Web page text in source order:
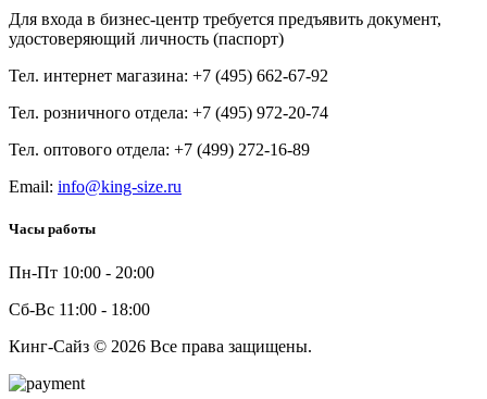
Для входа в бизнес-центр требуется предъявить документ,
удостоверяющий личность (паспорт)
Тел. интернет магазина: +7 (495) 662-67-92
Тел. розничного отдела: +7 (495) 972-20-74
Тел. оптового отдела: +7 (499) 272-16-89
Email: info@king-size.ru
Часы работы
Пн-Пт 10:00 - 20:00
Сб-Вс 11:00 - 18:00
Кинг-Сайз © 2026 Все права защищены.